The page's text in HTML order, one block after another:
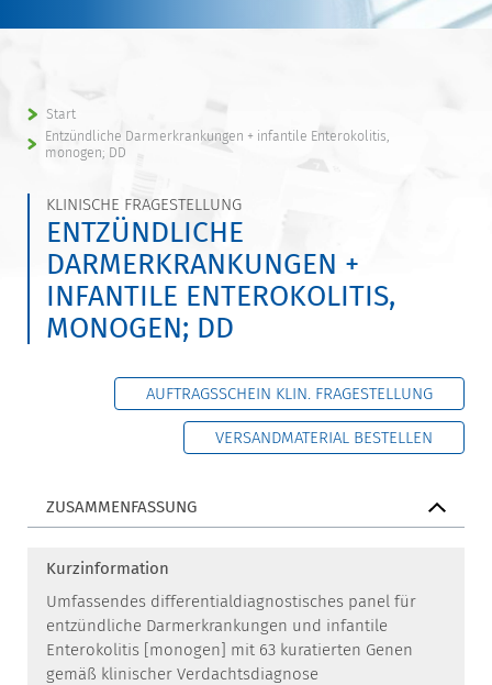
Start
Entzündliche Darmerkrankungen + infantile Enterokolitis,
monogen; DD
KLINISCHE FRAGESTELLUNG
ENTZÜNDLICHE
DARMERKRANKUNGEN +
INFANTILE ENTEROKOLITIS,
MONOGEN; DD
AUFTRAGSSCHEIN KLIN. FRAGESTELLUNG
VERSANDMATERIAL BESTELLEN
ZUSAMMENFASSUNG
Kurzinformation
Umfassendes differentialdiagnostisches panel für
entzündliche Darmerkrankungen und infantile
Enterokolitis [monogen] mit 63 kuratierten Genen
gemäß klinischer Verdachtsdiagnose